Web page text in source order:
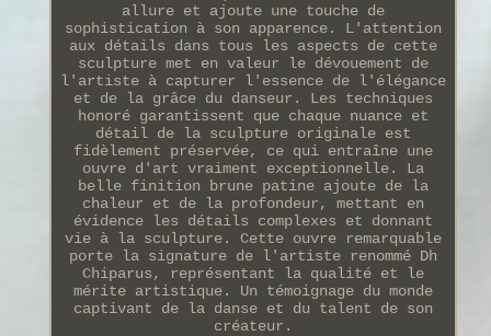
allure et ajoute une touche de
sophistication à son apparence. L'attention
aux détails dans tous les aspects de cette
sculpture met en valeur le dévouement de
l'artiste à capturer l'essence de l'élégance
et de la grâce du danseur. Les techniques
honoré garantissent que chaque nuance et
détail de la sculpture originale est
fidèlement préservée, ce qui entraîne une
ouvre d'art vraiment exceptionnelle. La
belle finition brune patine ajoute de la
chaleur et de la profondeur, mettant en
évidence les détails complexes et donnant
vie à la sculpture. Cette ouvre remarquable
porte la signature de l'artiste renommé Dh
Chiparus, représentant la qualité et le
mérite artistique. Un témoignage du monde
captivant de la danse et du talent de son
créateur.